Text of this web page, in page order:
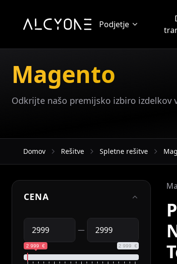
Podjetje
Magento
Odkrijte našo premijsko izbiro izdelkov
Domov Rešitve Spletne rešitve
CENA
—
2 999 €
2 999 €